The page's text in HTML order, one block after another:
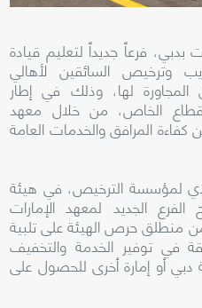
فرعاً جديداً لتعليم قيادة
وترخيص السائقين لأهالي
لها، وذلك في إطار
الخاص، من خلال معهد
كفاءة المرافق والخدمات العامة
لمؤسسة الترخيص، في هيئة
الجديد لمعهد الإمارات
منطلق حرص الهيئة على تلبية
في توفير الخدمة والتخفيف
دبي أو إمارة أخرى للحصول على